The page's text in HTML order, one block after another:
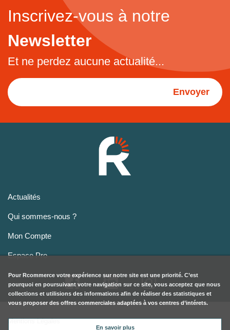
Inscrivez-vous à notre
Newsletter
Et ne perdez aucune actualité...
Envoyer
Actualités
Qui sommes-nous ?
Mon Compte
Espace Pro
Mentions Légales
Pour Rcommerce votre expérience sur notre site est une priorité. C’est
pourquoi en poursuivant votre navigation sur ce site, vous acceptez que nous
collections et utilisions des informations afin de réaliser des statistiques et
vous proposer des offres commerciales adaptées à vos centres d’intérets.
En savoir plus